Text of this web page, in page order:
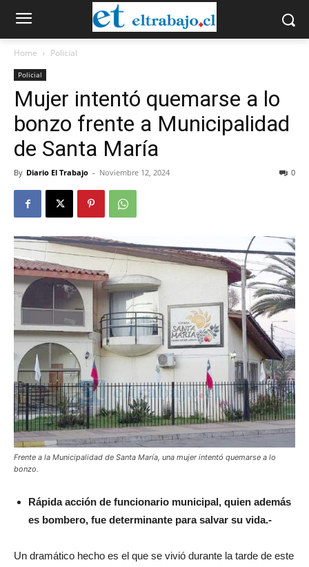
Home Policial
Policial
Mujer intentó quemarse a lo
bonzo frente a Municipalidad
de Santa María
By Diario El Trabajo - Noviembre 12, 2024 0
Frente a la Municipalidad de Santa María, una mujer intentó quemarse a lo
bonzo.
Rápida acción de funcionario municipal, quien además
es bombero, fue determinante para salvar su vida.-
Un dramático hecho es el que se vivió durante la tarde de este